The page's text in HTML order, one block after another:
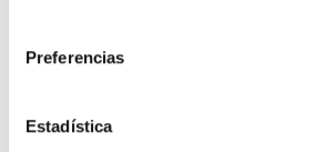
Preferencias
Estadística
Soldadura Manual
Soldadura Selectiva